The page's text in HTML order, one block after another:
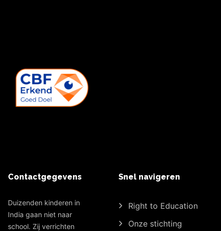
Contactgegevens
Duizenden kinderen in
India gaan niet naar
school. Zij verrichten
Snel navigeren
Right to Education
Onze stichting